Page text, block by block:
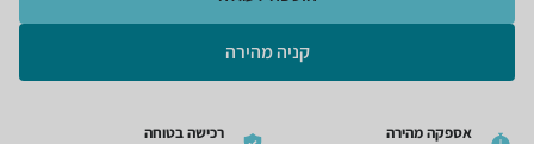
קניה מהירה
אספקה מהירה
רכישה בטוחה